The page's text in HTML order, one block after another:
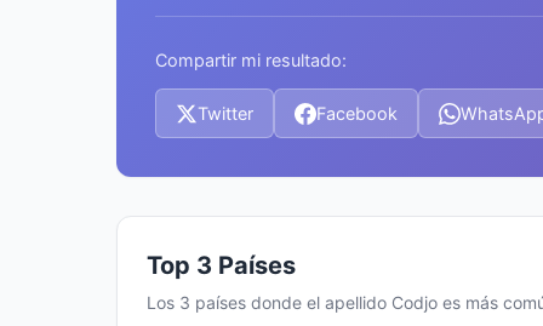
Compartir mi resultado:
Twitter Facebook
Top 3 Países
Los 3 países donde el apellido Codjo es más